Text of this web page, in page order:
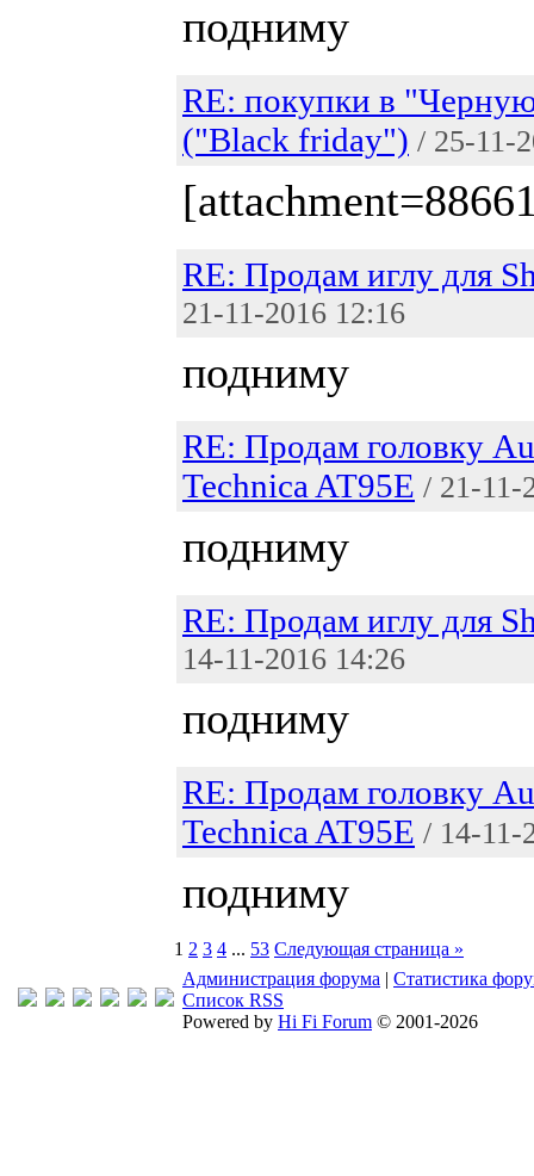
подниму
RE: покупки в
("Black friday") / 25-11-
RE: Продам иглу для
21-11-2016 12:16
подниму
RE: Продам головку
Technica AT95E / 21-11-
подниму
RE: Продам иглу для
14-11-2016 14:26
подниму
RE: Продам головку
Technica AT95E / 14-11-
подниму
1 2 3 4 ... 53 Следующая страница »
Администрация форума | Статистика
Список RSS
Powered by Hi Fi Forum © 2001-2026